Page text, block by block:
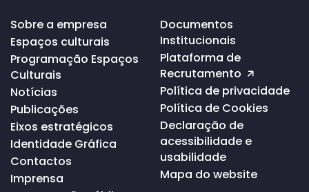
Voltar
ao
topo
da
página
Sobre a empresa
Espaços culturais
Programação Espaços
Culturais
Notícias
Publicações
Eixos estratégicos
Identidade Gráfica
Contactos
Imprensa
Documentos
Institucionais
Plataforma de
Recrutamento
Política de privacidade
Política de Cookies
Declaração de
acessibilidade e
usabilidade
Mapa do website